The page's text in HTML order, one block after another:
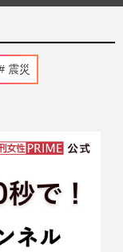
震災